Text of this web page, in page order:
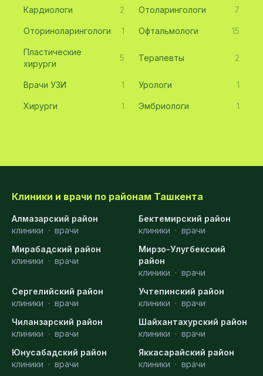
Кардиологи 2 Отоларингологи 7
Оториноларингологи 1 Офтальмологи 15
Пластические
хирурги
5 Терапевты 2
Врачи УЗИ 1 Урологи 1
Хирурги 1 Эмбриологи 1
Клиники и врачи по районам Ташкента
Алмазарский район
клиники · врачи
Бектемирский район
клиники · врачи
Мирабадский район
клиники · врачи
Мирзо-Улугбекский
район
клиники · врачи
Сергелийский район
клиники · врачи
Учтепинский район
клиники · врачи
Чиланзарский район
клиники · врачи
Шайхантахурский район
клиники · врачи
Юнусабадский район
клиники · врачи
Яккасарайский район
клиники · врачи